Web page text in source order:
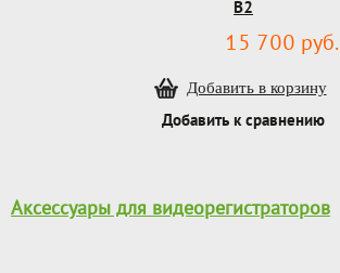
B2
15 700 руб.
Добавить к сравнению
Аксессуары для видеорегистраторов